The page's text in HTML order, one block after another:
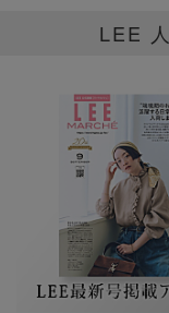
LEE